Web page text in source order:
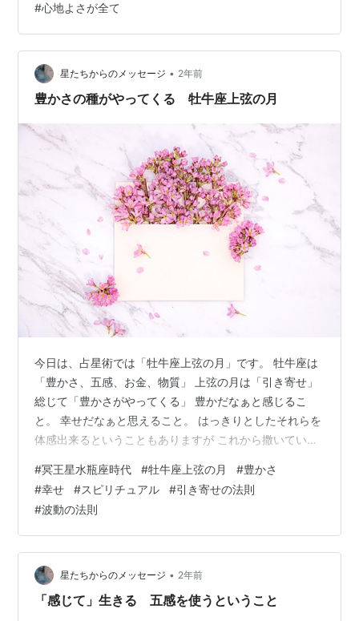
#心地よさが全て
星たちからのメッセージ • 2年前
豊かさの種がやってくる 牡牛座上弦の月
今日は、占星術では「牡牛座上弦の月」です。 牡牛座は
「豊かさ、五感、お金、物質」 上弦の月は「引き寄せ」
総じて「豊かさがやってくる」 豊かだなぁと感じるこ
と。 幸せだなぁと思えること。 はっきりとしたそれらを
体感出来るということもありますが これから撒いていく
き寄せる、何かがやってくる、と言うと 奇跡のようなは
っきりした分かりやすい形を想像する方も多いですが ふ
と、やってみようと思ったこと。 何気なく行ってみよう
と思った場所。 なんとなくやった方がいいと感じたこ
と。 これいいよ、と勧められたことなど、豊かさの種は
何気ない瞬間にあったりします…
#冥王星水瓶座時代 #牡牛座上弦の月 #豊かさ
#幸せ #スピリチュアル #引き寄せの法則
#波動の法則
星たちからのメッセージ • 2年前
「感じて」生きる 五感を使うということ